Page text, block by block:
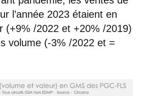
l’année 2023 étaient en
(+9% /2022 et +20% /2019)
volume (-3% /2022 et =